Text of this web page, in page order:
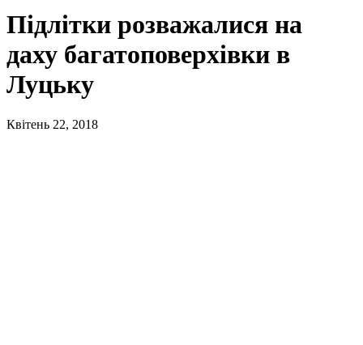
Підлітки розважалися на
даху багатоповерхівки в
Луцьку
Квітень 22, 2018